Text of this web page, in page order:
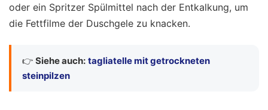
oder ein Spritzer Spülmittel nach der Entkalkung, um
die Fettfilme der Duschgele zu knacken.
👉 Siehe auch: tagliatelle mit getrockneten
steinpilzen